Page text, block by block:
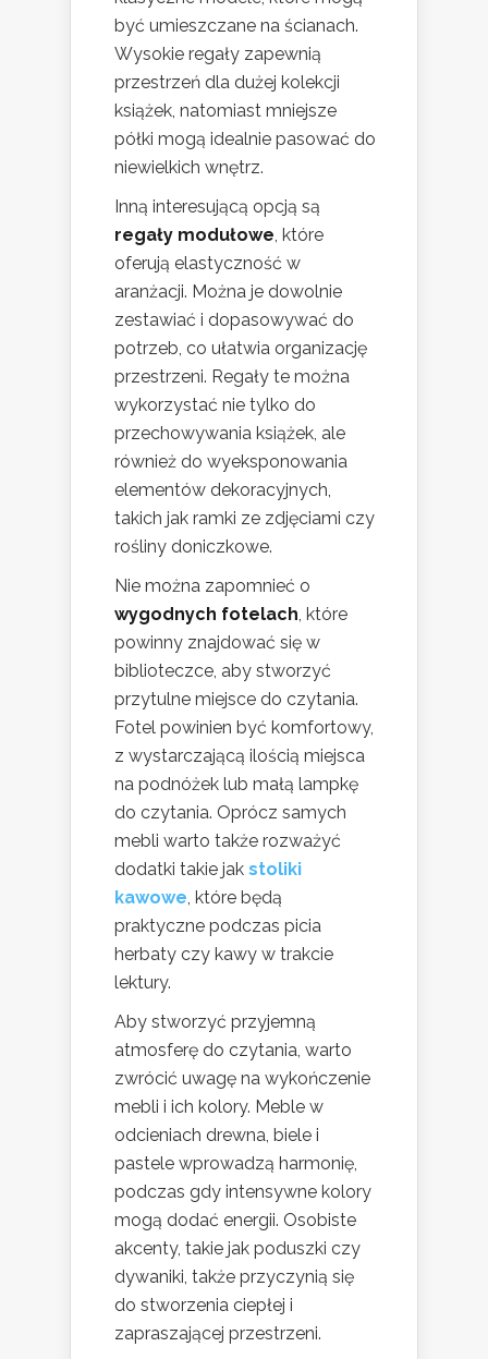
być umieszczane na ścianach.
Wysokie regały zapewnią
przestrzeń dla dużej kolekcji
książek, natomiast mniejsze
półki mogą idealnie pasować do
niewielkich wnętrz.
Inną interesującą opcją są
regały modułowe, które
oferują elastyczność w
aranżacji. Można je dowolnie
zestawiać i dopasowywać do
potrzeb, co ułatwia organizację
przestrzeni. Regały te można
wykorzystać nie tylko do
przechowywania książek, ale
również do wyeksponowania
elementów dekoracyjnych,
takich jak ramki ze zdjęciami czy
rośliny doniczkowe.
Nie można zapomnieć o
wygodnych fotelach, które
powinny znajdować się w
biblioteczce, aby stworzyć
przytulne miejsce do czytania.
Fotel powinien być komfortowy,
z wystarczającą ilością miejsca
na podnóżek lub małą lampkę
do czytania. Oprócz samych
mebli warto także rozważyć
dodatki takie jak stoliki
kawowe, które będą
praktyczne podczas picia
herbaty czy kawy w trakcie
lektury.
Aby stworzyć przyjemną
atmosferę do czytania, warto
zwrócić uwagę na wykończenie
mebli i ich kolory. Meble w
odcieniach drewna, biele i
pastele wprowadzą harmonię,
podczas gdy intensywne kolory
mogą dodać energii. Osobiste
akcenty, takie jak poduszki czy
dywaniki, także przyczynią się
do stworzenia ciepłej i
zapraszającej przestrzeni.